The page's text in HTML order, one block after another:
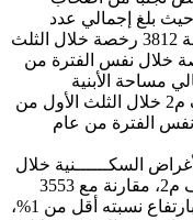
حيث بلغ إجمالي عدد
رخص الأبنية الصادرة في محافظة العاصمة 3812 رخصة خلال الثلث
2018، مقارنة مع 2862 رخصة خلال نفس الفترة من
وبلغ إجمالي مساحة الأبنية
المرخصة في محافظة العاصمة 2884 ألف م2 خلال الثلث الأول من
مع 1987 ألف م2 خلال نفس الفترة من عام
السكــــــنية خلال
الثلث الأول من عام 2018 حوالي 3576 ألف م2، مقارنة مع 3553
ألف م2 خلال نفس الفترة من عام 2017، بارتفاع نسبته أقل من 1%،